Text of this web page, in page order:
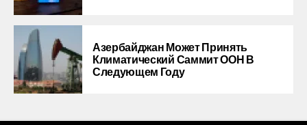
Азербайджан Может Принять
Климатический Саммит ООН В
Следующем Году